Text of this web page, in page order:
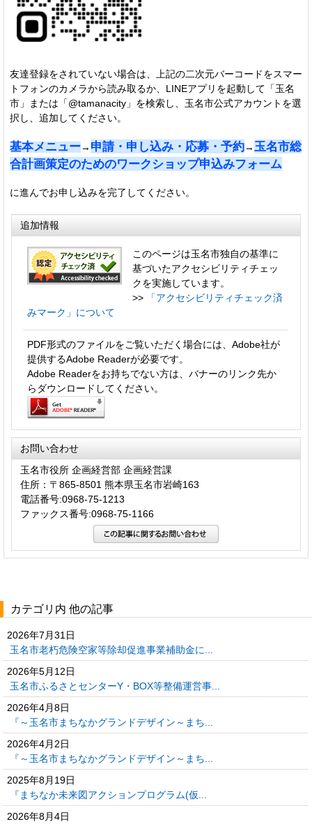
友達登録をされていない場合は、上記の二次元バーコードをスマー
トフォンのカメラから読み取るか、LINEアプリを起動して「玉名
市」または「@tamanacity」を検索し、玉名市公式アカウントを選
択し、追加してください。
基本メニュー→ 申請・申し込み・応募・予約→ 玉名市総
合計画策定のためのワークショップ申込みフォーム
に進んでお申し込みを完了してください。
追加情報
このページは玉名市独自の基準に
基づいたアクセシビリティチェッ
クを実施しています。
>>
「アクセシビリティチェック済
みマーク」について
PDF形式のファイルをご覧いただく場合には、Adobe社が
提供するAdobe Readerが必要です。
Adobe Readerをお持ちでない方は、バナーのリンク先か
らダウンロードしてください。
お問い合わせ
玉名市役所 企画経営部 企画経営課
住所：〒865-8501 熊本県玉名市岩崎163
電話番号:0968-75-1213
ファックス番号:0968-75-1166
カテゴリ内 他の記事
2026年7月31日
玉名市老朽危険空家等除却促進事業補助金に...
2026年5月12日
玉名市ふるさとセンターY・BOX等整備運営事...
2026年4月8日
『～玉名市まちなかグランドデザイン～まち...
2026年4月2日
『～玉名市まちなかグランドデザイン～まち...
2025年8月19日
『まちなか未来図アクションプログラム(仮...
2026年8月4日